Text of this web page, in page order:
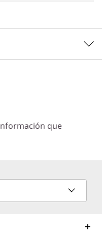
su empresa.
de nuevas
que